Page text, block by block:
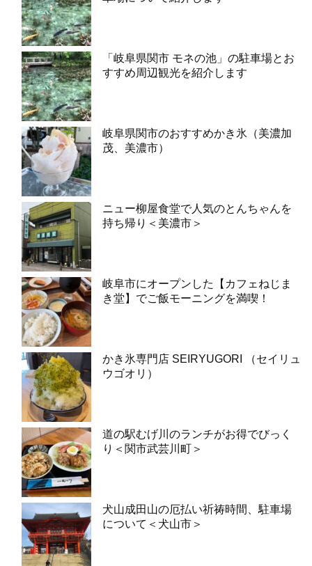
「岐阜県関市 モネの池」の駐車場とお
すすめ周辺観光を紹介します
岐阜県関市のおすすめかき氷（美濃加
茂、美濃市）
ニュー柳屋食堂で人気のとんちゃんを
持ち帰り＜美濃市＞
岐阜市にオープンした【カフェねじま
き堂】でご飯モーニングを満喫！
かき氷専門店 SEIRYUGORI （セイリュ
ウゴオリ）
道の駅むげ川のランチがお得でびっく
り＜関市武芸川町＞
犬山成田山の厄払い祈祷時間、駐車場
について＜犬山市＞